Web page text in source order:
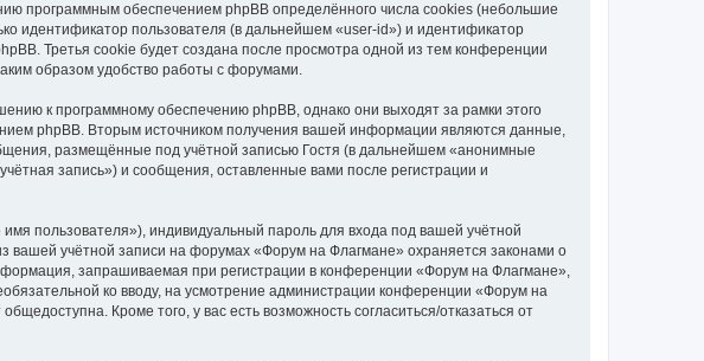
программным обеспечением phpBB определённого числа cookies (небольшие
идентификатор пользователя (в дальнейшем «user-id») и идентификатор
Третья cookie будет создана после просмотра одной из тем конференции
образом удобство работы с форумами.
к программному обеспечению phpBB, однако они выходят за рамки этого
phpBB. Вторым источником получения вашей информации являются данные,
размещённые под учётной записью Гостя (в дальнейшем «анонимные
запись») и сообщения, оставленные вами после регистрации и
пользователя»), индивидуальный пароль для входа под вашей учётной
учётной записи на форумах «Форум на Флагмане» охраняется законами о
запрашиваемая при регистрации в конференции «Форум на Флагмане»,
ко вводу, на усмотрение администрации конференции «Форум на
Кроме того, у вас есть возможность согласиться/отказаться от